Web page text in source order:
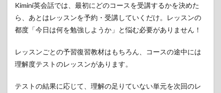
③：
スマ
ホや
タブ
トで
気軽
Kimini英会話では、最初にどのコースを受講するかを決めた
ら、あとはレッスンを予約・受講していくだけ。レッスンの
都度「今日は何を勉強しようか」と悩む必要がありません！
レッスンごとの予習復習教材はもちろん、コースの途中には
理解度テストのレッスンがあります。
テストの結果に応じて、理解の足りていない単元を次回のレ